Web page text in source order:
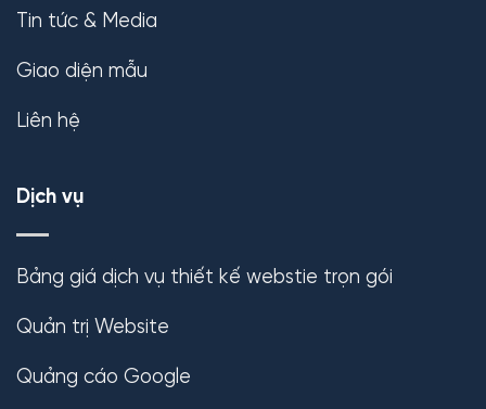
Tin tức & Media
Giao diện mẫu
Liên hệ
Dịch vụ
Bảng giá dịch vụ thiết kế webstie trọn gói
Quản trị Website
Quảng cáo Google